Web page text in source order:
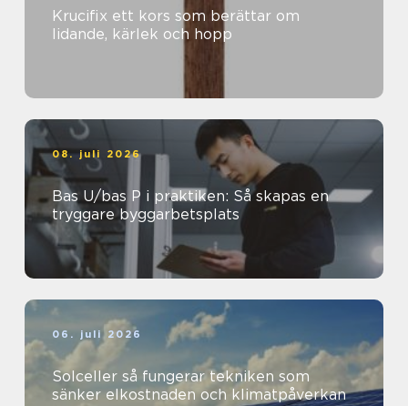
Krucifix ett kors som berättar om
lidande, kärlek och hopp
08. juli 2026
Bas U/bas P i praktiken: Så skapas en
tryggare byggarbetsplats
06. juli 2026
Solceller så fungerar tekniken som
sänker elkostnaden och klimatpåverkan